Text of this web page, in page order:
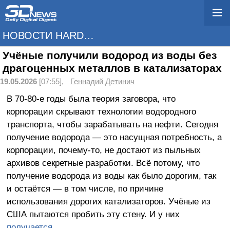
НОВОСТИ HARDWARE
Учёные получили водород из воды без
драгоценных металлов в катализаторах
19.05.2026 [07:55], Геннадий Детинич
В 70-80-е годы была теория заговора, что
корпорации скрывают технологии водородного
транспорта, чтобы зарабатывать на нефти. Сегодня
получение водорода — это насущная потребность, а
корпорации, почему-то, не достают из пыльных
архивов секретные разработки. Всё потому, что
получение водорода из воды как было дорогим, так
и остаётся — в том числе, по причине
использования дорогих катализаторов. Учёные из
США пытаются пробить эту стену. И у них